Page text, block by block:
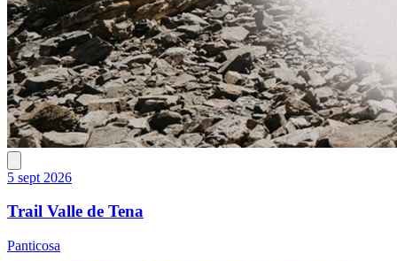
5 sept 2026
Trail Valle de Tena
Panticosa